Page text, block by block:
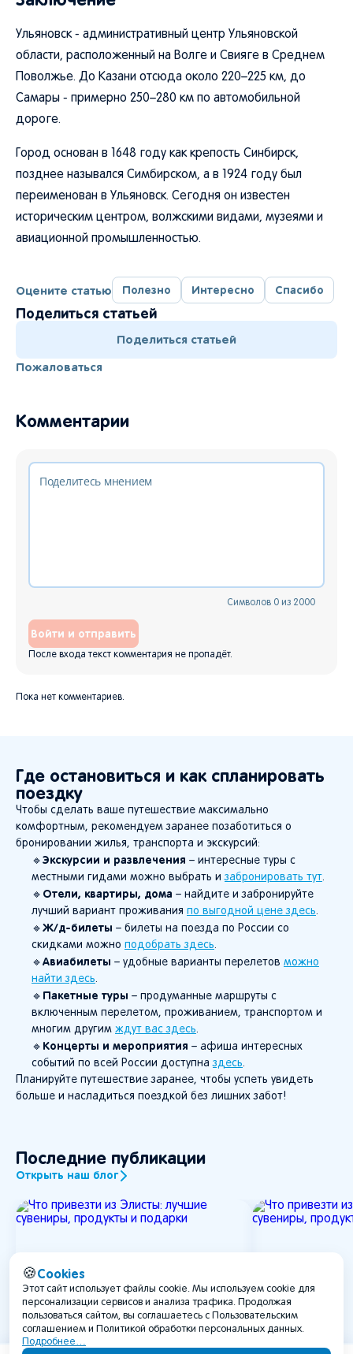
Ульяновск - административный центр Ульяновской
области, расположенный на Волге и Свияге в Среднем
Поволжье. До Казани отсюда около 220–225 км, до
Самары - примерно 250–280 км по автомобильной
дороге.
Город основан в 1648 году как крепость Синбирск,
позднее назывался Симбирском, а в 1924 году был
переименован в Ульяновск. Сегодня он известен
историческим центром, волжскими видами, музеями и
авиационной промышленностью.
Оцените статью Полезно Интересно Спасибо
Поделиться статьей
Поделиться статьей
Пожаловаться
Комментарии
Символов 0 из 2000
Войти и отправить
После входа текст комментария не пропадёт.
Пока нет комментариев.
Где остановиться и как спланировать
поездку
Чтобы сделать ваше путешествие максимально
комфортным, рекомендуем заранее позаботиться о
бронировании жилья, транспорта и экскурсий:
🔹 Экскурсии и развлечения – интересные туры с
местными гидами можно выбрать и забронировать тут.
🔹 Отели, квартиры, дома – найдите и забронируйте
лучший вариант проживания по выгодной цене здесь.
🔹 Ж/д-билеты – билеты на поезда по России со
скидками можно подобрать здесь.
🔹 Авиабилеты – удобные варианты перелетов можно
найти здесь.
🔹 Пакетные туры – продуманные маршруты с
включенным перелетом, проживанием, транспортом и
многим другим ждут вас здесь.
🔹 Концерты и мероприятия – афиша интересных
событий по всей России доступна здесь.
Планируйте путешествие заранее, чтобы успеть увидеть
больше и насладиться поездкой без лишних забот!
Последние публикации
Открыть наш блог
🍪Cookies
Этот сайт использует файлы cookie. Мы используем cookie для
персонализации сервисов и анализа трафика. Продолжая
пользоваться сайтом, вы соглашаетесь с Пользовательским
соглашением и Политикой обработки персональных данных.
Подробнее…